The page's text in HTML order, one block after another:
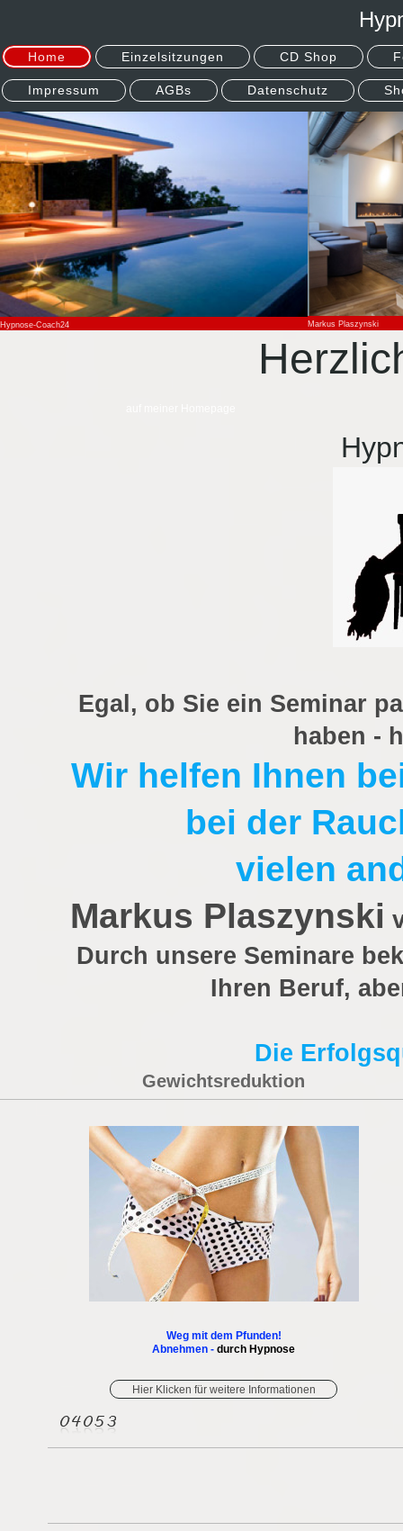
Home Einzelsitzungen CD Shop
Impressum AGBs Datenschutz
Hypnose-Coach24 Markus Plaszynski
Egal, ob Sie ein Seminar
haben -
Wir helfen Ihnen
bei der
vielen
Markus Plaszynski
Durch unsere Seminare
Ihren Beruf,
Die
Gewichtsreduktion
Weg mit dem Pfunden!
Abnehmen - durch Hypnose
Hier Klicken für weitere Informationen